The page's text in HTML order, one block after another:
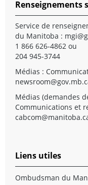
Renseignements
Service de
du Manitoba :
1 866 626-4862 ou
204 945-3744
Médias :
Médias (demandes
Communications et
Liens utiles
Ombudsman du